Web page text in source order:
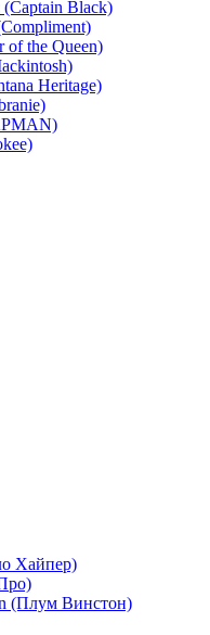
Black)
of the Queen)
Heritage)
Хайпер)
(Плум Винстон)